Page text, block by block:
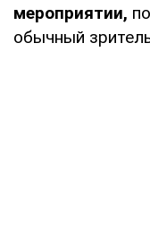
мероприятии,
обычный